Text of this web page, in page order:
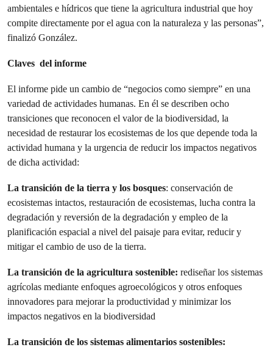
ambientales e hídricos que tiene la agricultura industrial que hoy
compite directamente por el agua con la naturaleza y las personas”,
finalizó González.
Claves del informe
El informe pide un cambio de “negocios como siempre” en una
variedad de actividades humanas. En él se describen ocho
transiciones que reconocen el valor de la biodiversidad, la
necesidad de restaurar los ecosistemas de los que depende toda la
actividad humana y la urgencia de reducir los impactos negativos
de dicha actividad:
La transición de la tierra y los bosques: conservación de
ecosistemas intactos, restauración de ecosistemas, lucha contra la
degradación y reversión de la degradación y empleo de la
planificación espacial a nivel del paisaje para evitar, reducir y
mitigar el cambio de uso de la tierra.
La transición de la agricultura sostenible: rediseñar los sistemas
agrícolas mediante enfoques agroecológicos y otros enfoques
innovadores para mejorar la productividad y minimizar los
impactos negativos en la biodiversidad
La transición de los sistemas alimentarios sostenibles: